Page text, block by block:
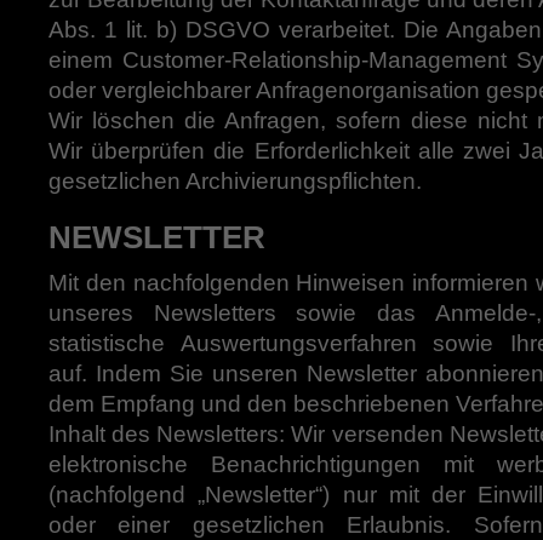
Abs. 1 lit. b) DSGVO verarbeitet. Die
einem Customer-Relationship-Management
oder vergleichbarer Anfragenorganisation
Wir löschen die Anfragen, sofern diese nicht
Wir überprüfen die Erforderlichkeit alle zwei
gesetzlichen Archivierungspflichten.
NEWSLETTER
Mit den nachfolgenden Hinweisen informieren
unseres Newsletters sowie das
statistische Auswertungsverfahren sowie
auf. Indem Sie unseren Newsletter
dem Empfang und den beschriebenen
Inhalt des Newsletters: Wir versenden
elektronische Benachrichtigungen mit
(nachfolgend „Newsletter“) nur mit der
oder einer gesetzlichen Erlaubnis.